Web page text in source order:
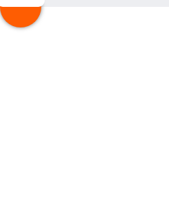
Teilen
Whatsapp
Facebook
X